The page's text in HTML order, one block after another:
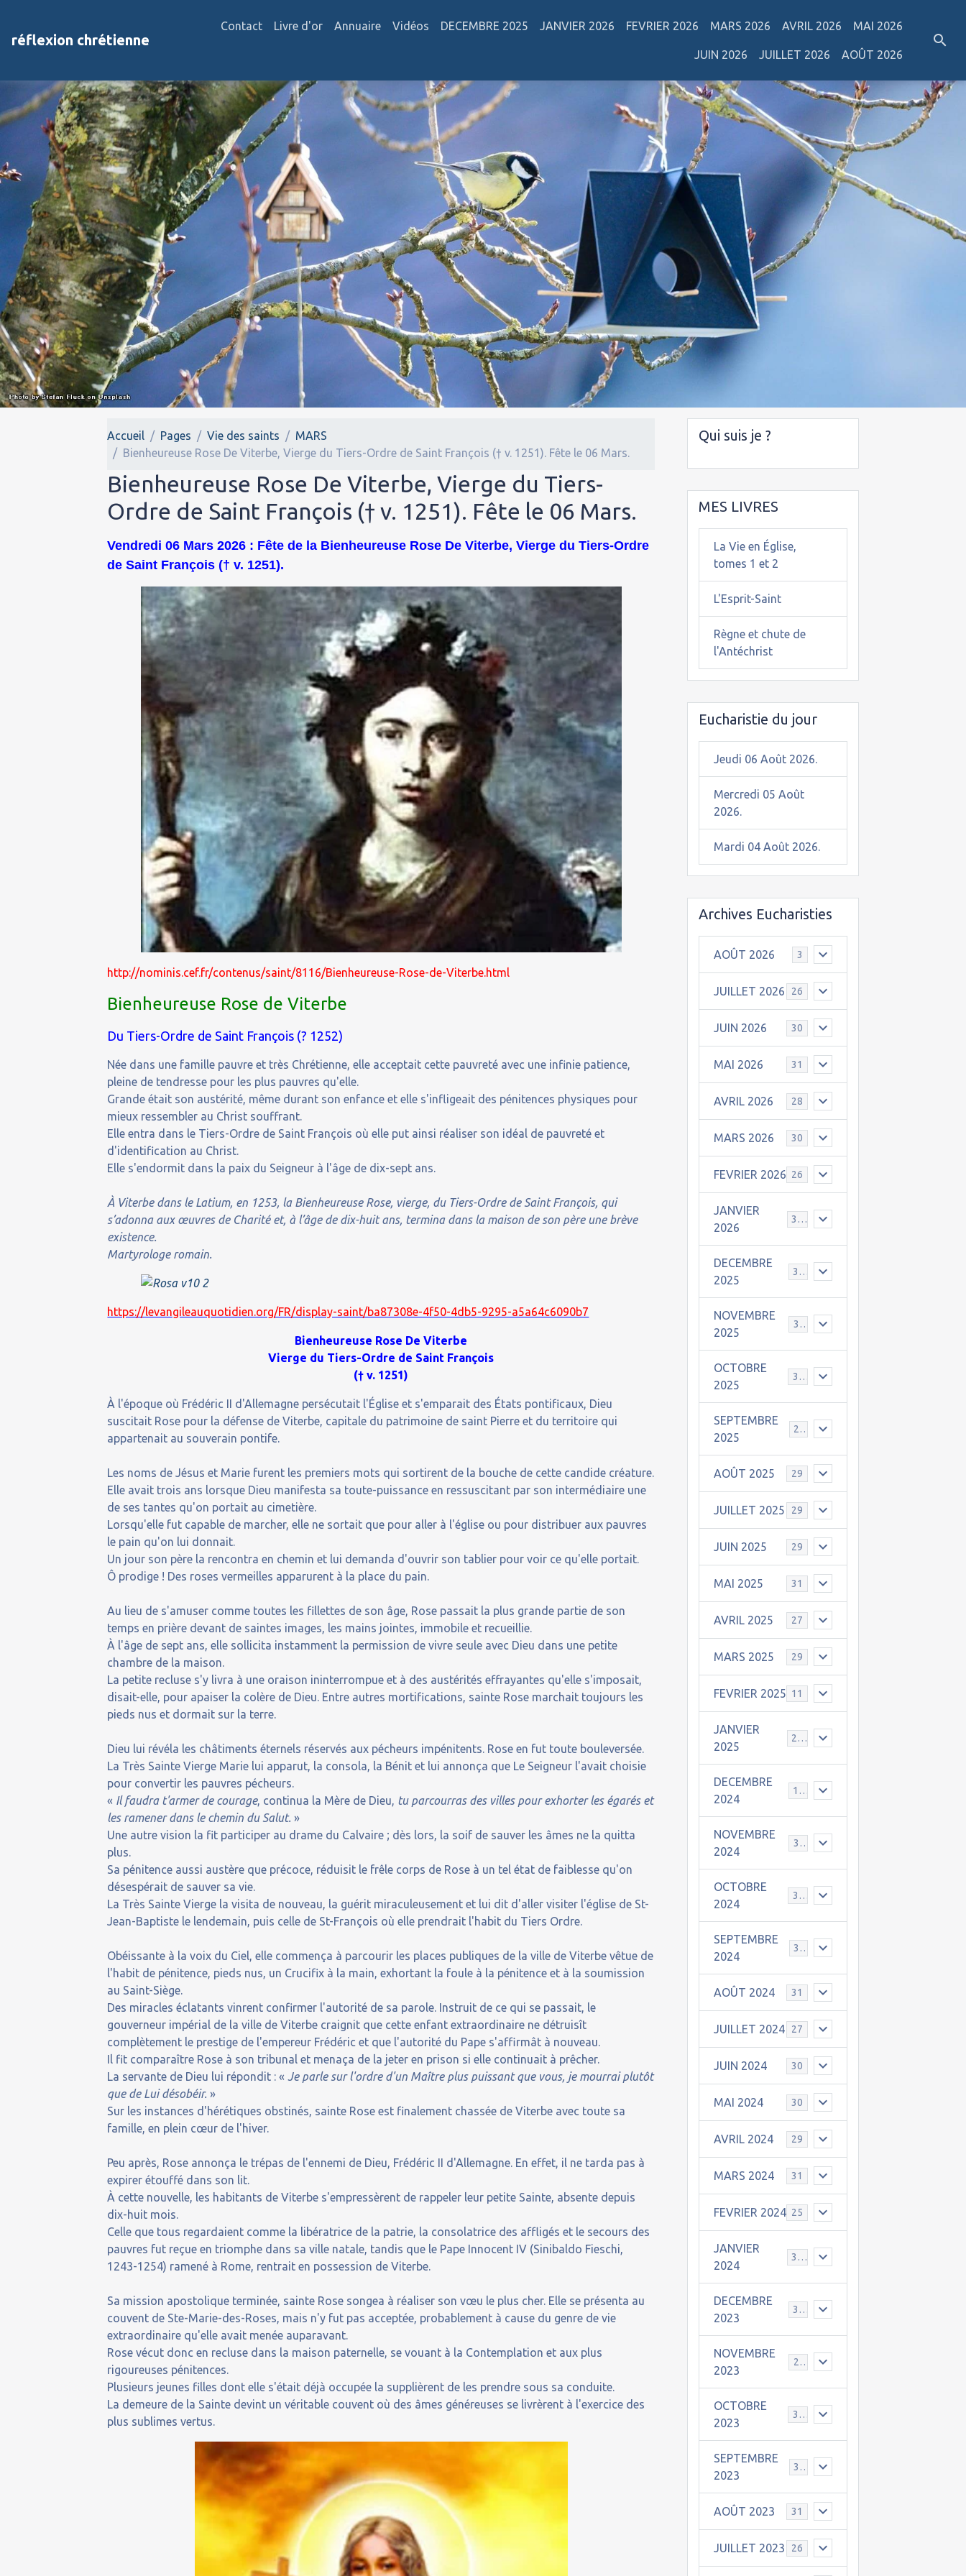
réflexion chrétienne
Contact Livre d'or Annuaire Vidéos DECEMBRE 2025 JANVIER 2026 FEVRIER 2026 MARS 2026 AVRIL 2026 MAI 2026
JUIN 2026 JUILLET 2026 AOÛT 2026
Accueil Pages Vie des saints
MARS
Bienheureuse Rose De Viterbe, Vierge du Tiers-Ordre de Saint François († v. 1251). Fête le 06 Mars.
Bienheureuse Rose De Viterbe, Vierge du Tiers-
Ordre de Saint François († v. 1251). Fête le 06 Mars.
Vendredi 06 Mars 2026 : Fête de la Bienheureuse Rose De Viterbe, Vierge du Tiers-Ordre
de Saint François († v. 1251).
http://nominis.cef.fr/contenus/saint/8116/Bienheureuse-Rose-de-Viterbe.html
Bienheureuse Rose de Viterbe
Du Tiers-Ordre de Saint François (? 1252)
Née dans une famille pauvre et très Chrétienne, elle acceptait cette pauvreté avec une infinie patience,
pleine de tendresse pour les plus pauvres qu'elle.
Grande était son austérité, même durant son enfance et elle s'infligeait des pénitences physiques pour
mieux ressembler au Christ souffrant.
Elle entra dans le Tiers-Ordre de Saint François où elle put ainsi réaliser son idéal de pauvreté et
d'identification au Christ.
Elle s'endormit dans la paix du Seigneur à l'âge de dix-sept ans.
À Viterbe dans le Latium, en 1253, la Bienheureuse Rose, vierge, du Tiers-Ordre de Saint François, qui
s’adonna aux œuvres de Charité et, à l’âge de dix-huit ans, termina dans la maison de son père une brève
existence.
Martyrologe romain.
https://levangileauquotidien.org/FR/display-saint/ba87308e-4f50-4db5-9295-a5a64c6090b7
Bienheureuse Rose De Viterbe
Vierge du Tiers-Ordre de Saint François
(† v. 1251)
À l'époque où Frédéric II d'Allemagne persécutait l'Église et s'emparait des États pontificaux, Dieu
suscitait Rose pour la défense de Viterbe, capitale du patrimoine de saint Pierre et du territoire qui
appartenait au souverain pontife.
Les noms de Jésus et Marie furent les premiers mots qui sortirent de la bouche de cette candide créature.
Elle avait trois ans lorsque Dieu manifesta sa toute-puissance en ressuscitant par son intermédiaire une
de ses tantes qu'on portait au cimetière.
Lorsqu'elle fut capable de marcher, elle ne sortait que pour aller à l'église ou pour distribuer aux pauvres
le pain qu'on lui donnait.
Un jour son père la rencontra en chemin et lui demanda d'ouvrir son tablier pour voir ce qu'elle portait.
Ô prodige ! Des roses vermeilles apparurent à la place du pain.
Au lieu de s'amuser comme toutes les fillettes de son âge, Rose passait la plus grande partie de son
temps en prière devant de saintes images, les mains jointes, immobile et recueillie.
À l'âge de sept ans, elle sollicita instamment la permission de vivre seule avec Dieu dans une petite
chambre de la maison.
La petite recluse s'y livra à une oraison ininterrompue et à des austérités effrayantes qu'elle s'imposait,
disait-elle, pour apaiser la colère de Dieu. Entre autres mortifications, sainte Rose marchait toujours les
pieds nus et dormait sur la terre.
Dieu lui révéla les châtiments éternels réservés aux pécheurs impénitents. Rose en fut toute bouleversée.
La Très Sainte Vierge Marie lui apparut, la consola, la Bénit et lui annonça que Le Seigneur l'avait choisie
pour convertir les pauvres pécheurs.
« Il faudra t'armer de courage, continua la Mère de Dieu, tu parcourras des villes pour exhorter les égarés et
les ramener dans le chemin du Salut. »
Une autre vision la fit participer au drame du Calvaire ; dès lors, la soif de sauver les âmes ne la quitta
plus.
Sa pénitence aussi austère que précoce, réduisit le frêle corps de Rose à un tel état de faiblesse qu'on
désespérait de sauver sa vie.
La Très Sainte Vierge la visita de nouveau, la guérit miraculeusement et lui dit d'aller visiter l'église de St-
Jean-Baptiste le lendemain, puis celle de St-François où elle prendrait l'habit du Tiers Ordre.
Obéissante à la voix du Ciel, elle commença à parcourir les places publiques de la ville de Viterbe vêtue de
l'habit de pénitence, pieds nus, un Crucifix à la main, exhortant la foule à la pénitence et à la soumission
au Saint-Siège.
Des miracles éclatants vinrent confirmer l'autorité de sa parole. Instruit de ce qui se passait, le
gouverneur impérial de la ville de Viterbe craignit que cette enfant extraordinaire ne détruisît
complètement le prestige de l'empereur Frédéric et que l'autorité du Pape s'affirmât à nouveau.
Il fit comparaître Rose à son tribunal et menaça de la jeter en prison si elle continuait à prêcher.
La servante de Dieu lui répondit : «Je parle sur l'ordre d'un Maître plus puissant que vous, je mourrai plutôt
que de Lui désobéir. »
Sur les instances d'hérétiques obstinés, sainte Rose est finalement chassée de Viterbe avec toute sa
famille, en plein cœur de l'hiver.
Peu après, Rose annonça le trépas de l'ennemi de Dieu, Frédéric II d'Allemagne. En effet, il ne tarda pas à
expirer étouffé dans son lit.
À cette nouvelle, les habitants de Viterbe s'empressèrent de rappeler leur petite Sainte, absente depuis
dix-huit mois.
Celle que tous regardaient comme la libératrice de la patrie, la consolatrice des affligés et le secours des
pauvres fut reçue en triomphe dans sa ville natale, tandis que le Pape Innocent IV (Sinibaldo Fieschi,
1243-1254) ramené à Rome, rentrait en possession de Viterbe.
Sa mission apostolique terminée, sainte Rose songea à réaliser son vœu le plus cher. Elle se présenta au
couvent de Ste-Marie-des-Roses, mais n'y fut pas acceptée, probablement à cause du genre de vie
extraordinaire qu'elle avait menée auparavant.
Rose vécut donc en recluse dans la maison paternelle, se vouant à la Contemplation et aux plus
rigoureuses pénitences.
Plusieurs jeunes filles dont elle s'était déjà occupée la supplièrent de les prendre sous sa conduite.
La demeure de la Sainte devint un véritable couvent où des âmes généreuses se livrèrent à l'exercice des
plus sublimes vertus.
Qui suis je ?
MES LIVRES
La Vie en Église,
tomes 1 et 2
L'Esprit-Saint
Règne et chute de
l'Antéchrist
Eucharistie du jour
Jeudi 06 Août 2026.
Mercredi 05 Août
2026.
Mardi 04 Août 2026.
Archives Eucharisties
AOÛT 2026 3
JUILLET 2026 26
JUIN 2026 30
MAI 2026 31
AVRIL 2026 28
MARS 2026 30
FEVRIER 2026 26
JANVIER
2026
31
DECEMBRE
2025
30
NOVEMBRE
2025
30
OCTOBRE
2025
31
SEPTEMBRE
2025
25
AOÛT 2025 29
JUILLET 2025 29
JUIN 2025 29
MAI 2025 31
AVRIL 2025 27
MARS 2025 29
FEVRIER 2025 11
JANVIER
2025
25
DECEMBRE
2024
19
NOVEMBRE
2024
30
OCTOBRE
2024
31
SEPTEMBRE
2024
30
AOÛT 2024 31
JUILLET 2024 27
JUIN 2024 30
MAI 2024 30
AVRIL 2024 29
MARS 2024 31
FEVRIER 2024 25
JANVIER
2024
30
DECEMBRE
2023
31
NOVEMBRE
2023
24
OCTOBRE
2023
31
SEPTEMBRE
2023
30
AOÛT 2023 31
JUILLET 2023 26